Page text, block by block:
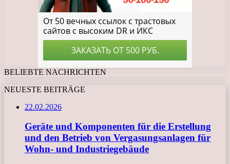
BELIEBTE NACHRICHTEN
NEUESTE BEITRÄGE
22.02.2026
Geräte und Komponenten für die Erstellung
und den Betrieb von Vergasungsanlagen für
Wohn- und Industriegebäude